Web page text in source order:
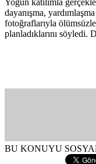
dayanışma,
fotoğraflarıyla
planladıklarını söyledi.
BU KONUYU